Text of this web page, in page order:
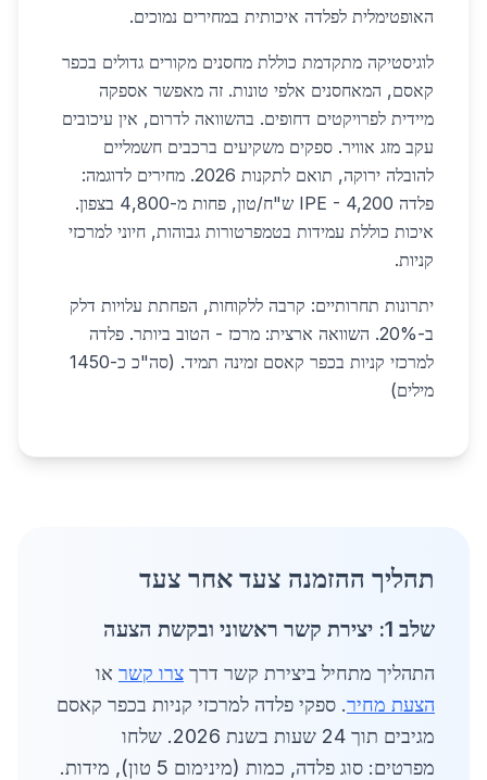
האופטימלית לפלדה איכותית במחירים נמוכים.
לוגיסטיקה מתקדמת כוללת מחסנים מקורים גדולים בכפר
קאסם, המאחסנים אלפי טונות. זה מאפשר אספקה
מיידית לפרויקטים דחופים. בהשוואה לדרום, אין עיכובים
עקב מזג אוויר. ספקים משקיעים ברכבים חשמליים
להובלה ירוקה, תואם לתקנות 2026. מחירים לדוגמה:
פלדה IPE - 4,200 ש"ח/טון, פחות מ-4,800 בצפון.
איכות כוללת עמידות בטמפרטורות גבוהות, חיוני למרכזי
קניות.
יתרונות תחרותיים: קרבה ללקוחות, הפחתת עלויות דלק
ב-20%. השוואה ארצית: מרכז - הטוב ביותר. פלדה
למרכזי קניות בכפר קאסם זמינה תמיד. (סה"כ כ-1450
מילים)
תהליך ההזמנה צעד אחר צעד
שלב 1: יצירת קשר ראשוני ובקשת הצעה
התהליך מתחיל ביצירת קשר דרך צרו קשר או
הצעת מחיר. ספקי פלדה למרכזי קניות בכפר קאסם
מגיבים תוך 24 שעות בשנת 2026. שלחו
מפרטים: סוג פלדה, כמות (מינימום 5 טון), מידות.